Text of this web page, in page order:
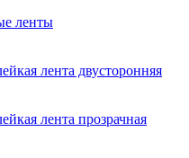
ленты
лента двусторонняя
лента прозрачная